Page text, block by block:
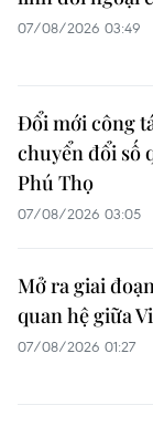
07/08/2026 03:49
Đổi mới công
chuyển đổi số
Phú Thọ
07/08/2026 03:05
Mở ra giai
quan hệ giữa
07/08/2026 01:27